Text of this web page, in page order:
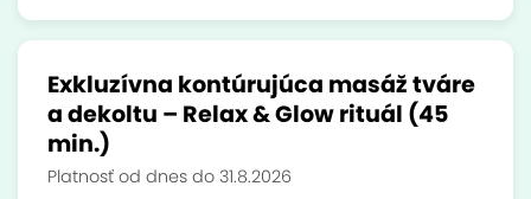
Exkluzívna kontúrujúca masáž tváre
a dekoltu – Relax & Glow rituál (45
min.)
Platnosť od dnes do 31.8.2026